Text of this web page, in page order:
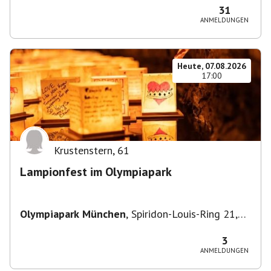
31
ANMELDUNGEN
Heute, 07.08.2026
17:00
Krustenstern, 61
Lampionfest im Olympiapark
Olympiapark München, Spiridon-Louis-Ring 21,
3
ANMELDUNGEN